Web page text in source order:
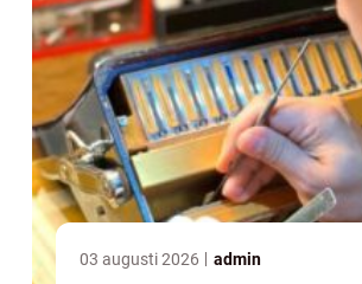
03 augusti 2026 admin